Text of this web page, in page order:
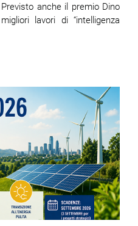
anche il premio Dino
lavori di “intelligenza